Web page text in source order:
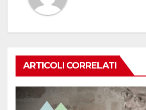
ARTICOLI CORRELATI